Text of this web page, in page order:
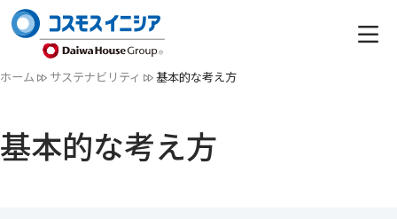
ホーム サステナビリティ 基本的な考え方​
基本的な考え方